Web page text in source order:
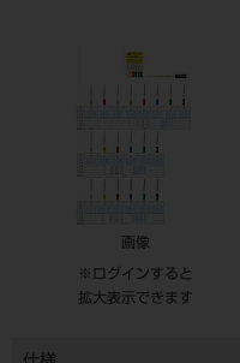
画像
※ログインすると
拡大表示できます